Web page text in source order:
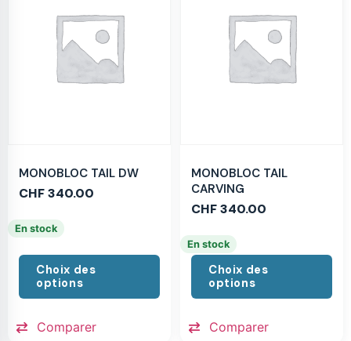
MONOBLOC TAIL DW
CHF340.00
En stock
Choix des
options
Comparer
MONOBLOC TAIL
CARVING
CHF340.00
En stock
Choix des
options
Comparer